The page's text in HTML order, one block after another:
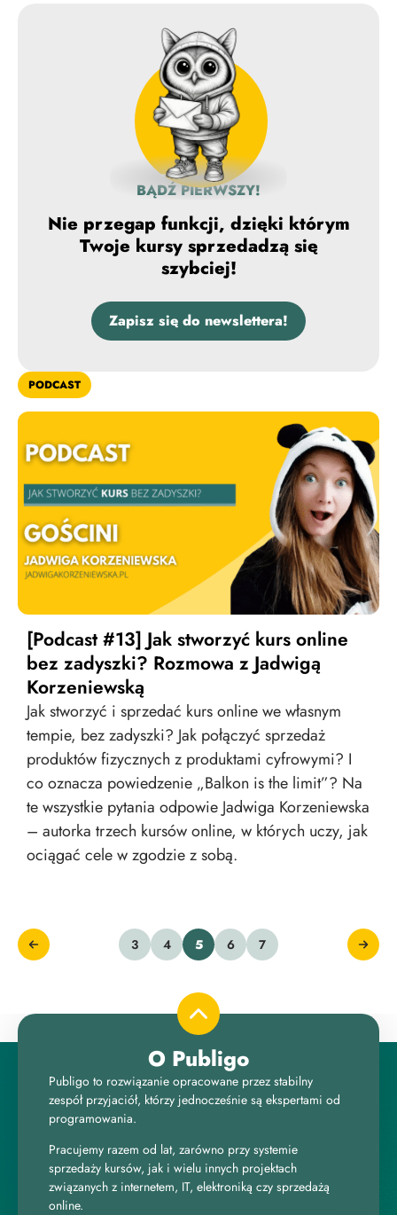
BĄDŹ PIERWSZY!
Nie przegap funkcji, dzięki którym
Twoje kursy sprzedadzą się
szybciej!
Zapisz się do newslettera!
PODCAST
[Podcast #13] Jak stworzyć kurs online
bez zadyszki? Rozmowa z Jadwigą
Korzeniewską
Jak stworzyć i sprzedać kurs online we własnym
tempie, bez zadyszki? Jak połączyć sprzedaż
produktów fizycznych z produktami cyfrowymi? I
co oznacza powiedzenie „Balkon is the limit”? Na
te wszystkie pytania odpowie Jadwiga Korzeniewska
– autorka trzech kursów online, w których uczy, jak
ociągać cele w zgodzie z sobą.
3 4 5 6 7
O Publigo
Publigo to rozwiązanie opracowane przez stabilny
zespół przyjaciół, którzy jednocześnie są ekspertami od
programowania.
Pracujemy razem od lat, zarówno przy systemie
sprzedaży kursów, jak i wielu innych projektach
związanych z internetem, IT, elektroniką czy sprzedażą
online.